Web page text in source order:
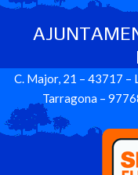
C. Major, 21 – 43717 –
Tarragona –